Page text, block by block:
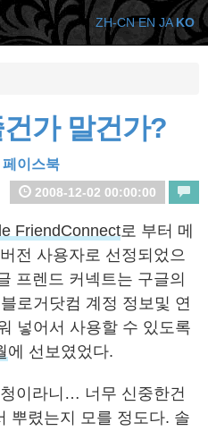
가 말건가?
페이스북
2008-12-02 00:00:00
FriendConnect로 부터 메
전 사용자로 선정되었으
프렌드 커넥트는 구글의
로거닷컴 계정 정보및 연
넣어서 사용할 수 있도록
에 선보였었다.
이라니… 너무 신중한건
뿌렸는지 모를 정도다. 솔
ZH-CN EN JA KO